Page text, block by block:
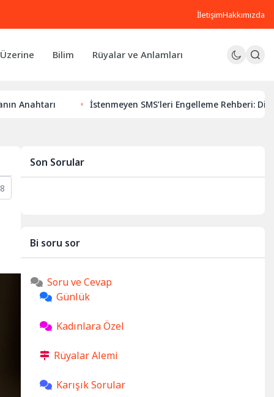
İletişimHakkımızda
Bilim Rüyalar ve Anlamları
İstenmeyen SMS’leri Engelleme Rehberi: Dijital
8
Son Sorular
Bi soru sor
Soru ve Cevap
Günlük
Kadınlara Özel
Rüyalar Alemi
Karışık Sorular